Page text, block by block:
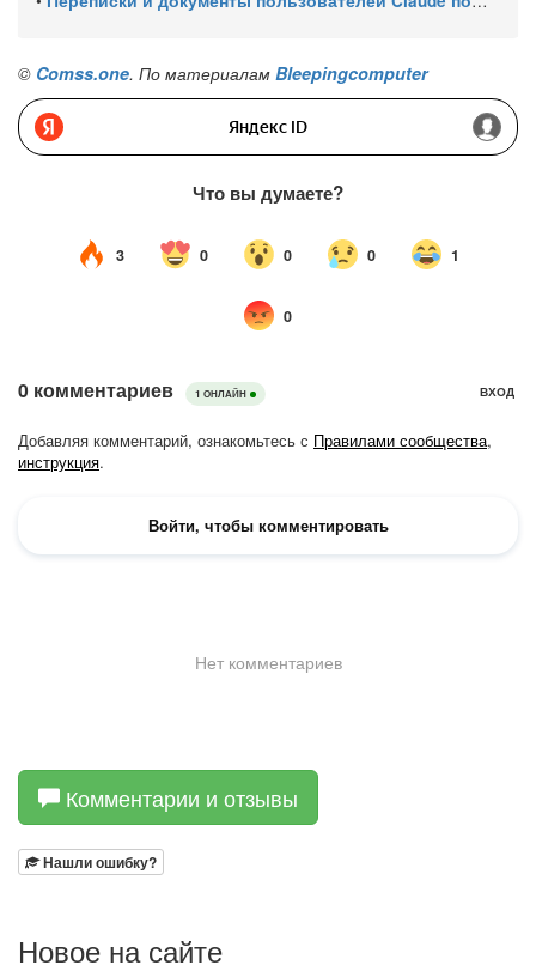
© Comss.one. По материалам Bleepingcomputer
Комментарии и отзывы
Нашли ошибку?
Новое на сайте